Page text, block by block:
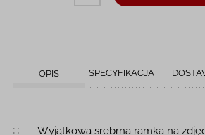
OPIS SPECYFIKACJA
Wyjątkowa srebrna ramka na